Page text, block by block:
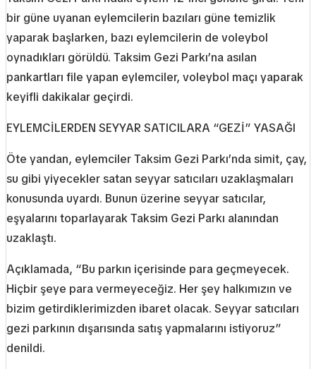
bir güne uyanan eylemcilerin bazıları güne temizlik
yaparak başlarken, bazı eylemcilerin de voleybol
oynadıkları görüldü. Taksim Gezi Parkı’na asılan
pankartları file yapan eylemciler, voleybol maçı yaparak
keyifli dakikalar geçirdi.
EYLEMCİLERDEN SEYYAR SATICILARA “GEZİ” YASAĞI
Öte yandan, eylemciler Taksim Gezi Parkı’nda simit, çay,
su gibi yiyecekler satan seyyar satıcıları uzaklaşmaları
konusunda uyardı. Bunun üzerine seyyar satıcılar,
eşyalarını toparlayarak Taksim Gezi Parkı alanından
uzaklaştı.
Açıklamada, “Bu parkın içerisinde para geçmeyecek.
Hiçbir şeye para vermeyeceğiz. Her şey halkımızın ve
bizim getirdiklerimizden ibaret olacak. Seyyar satıcıları
gezi parkının dışarısında satış yapmalarını istiyoruz”
denildi.